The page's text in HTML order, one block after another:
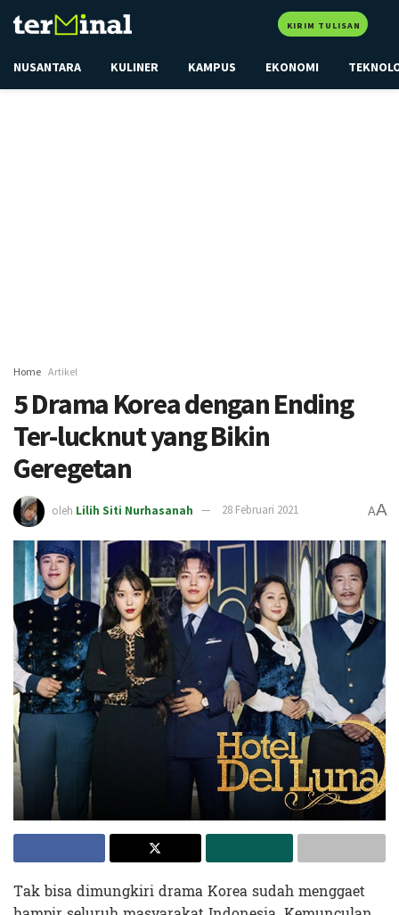
KIRIM TULISAN
NUSANTARA KULINER KAMPUS EKONOMI
Home Artikel
5 Drama Korea dengan Ending
Ter-lucknut yang Bikin
Geregetan
oleh Lilih Siti Nurhasanah 28 Februari 2021 AA
Tak bisa dimungkiri drama Korea sudah menggaet